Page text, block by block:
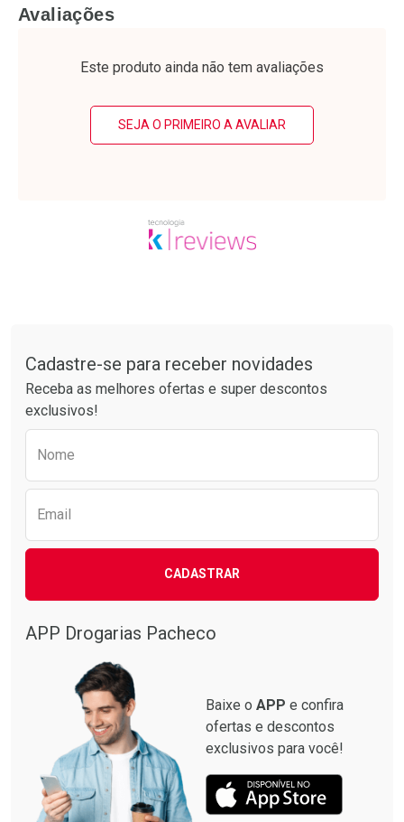
Laboratório
Por R$ 34,39/cada
Por Menos Laboratório
Por R$ 55,99/cada
Por Menos
Avaliações
Este produto ainda não tem avaliações
SEJA O PRIMEIRO A AVALIAR
Cadastre-se para receber novidades
Receba as melhores ofertas e super descontos
exclusivos!
Nome
Email
CADASTRAR
APP Drogarias Pacheco
Baixe o APP e confira
ofertas e descontos
exclusivos para você!